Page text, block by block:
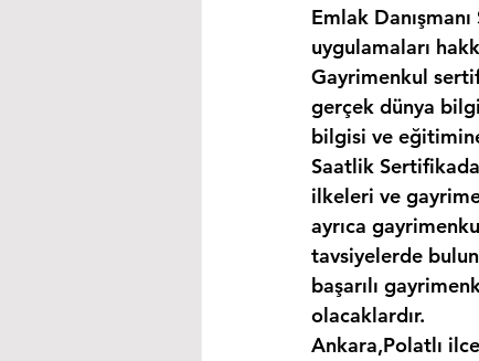
Emlak
uygulamaları
Gayrimenkul
gerçek dünya
bilgisi ve
Saatlik
ilkeleri ve
ayrıca
tavsiyelerde
başarılı
olacaklardır.
Ankara,Polatlı